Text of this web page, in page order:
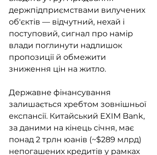
держпідприємствами вилучених
об'єктів — відчутний, нехай і
поступовий, сигнал про намір
влади поглинути надлишок
пропозиції й обмежити
зниження цін на житло.
Державне фінансування
залишається хребтом зовнішньої
експансії. Китайський EXIM Bank,
за даними на кінець січня, має
понад 2 трлн юанів (~$289 млрд)
непогашених кредитів у рамках